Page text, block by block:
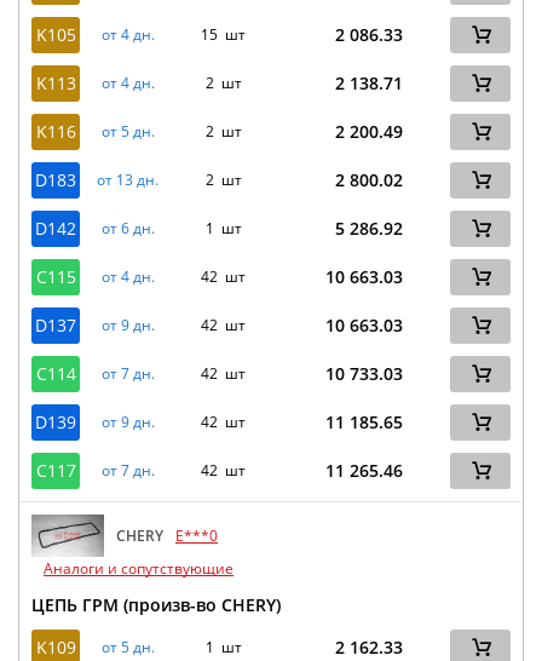
K105 от 4 дн. 15 шт 2 086.33
K113 от 4 дн. 2 шт 2 138.71
K116 от 5 дн. 2 шт 2 200.49
D183 от 13 дн. 2 шт 2 800.02
D142 от 6 дн. 1 шт 5 286.92
C115 от 4 дн. 42 шт 10 663.03
D137 от 9 дн. 42 шт 10 663.03
C114 от 7 дн. 42 шт 10 733.03
D139 от 9 дн. 42 шт 11 185.65
C117 от 7 дн. 42 шт 11 265.46
CHERY
E***0
Аналоги и сопутствующие
ЦЕПЬ ГРМ (произв-во CHERY)
K109
от 5 дн. 1 шт 2 162.33